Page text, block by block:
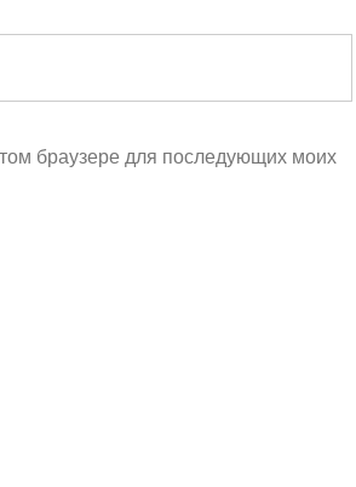
браузере для последующих моих